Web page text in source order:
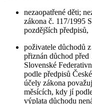
nezaopatřené děti;
zákona č. 117/1995
pozdějších předpisů,
poživatele důchodů
přiznán důchod před
Slovenské
podle předpisů
účely zákona
měsících, kdy jí
výplata důchodu